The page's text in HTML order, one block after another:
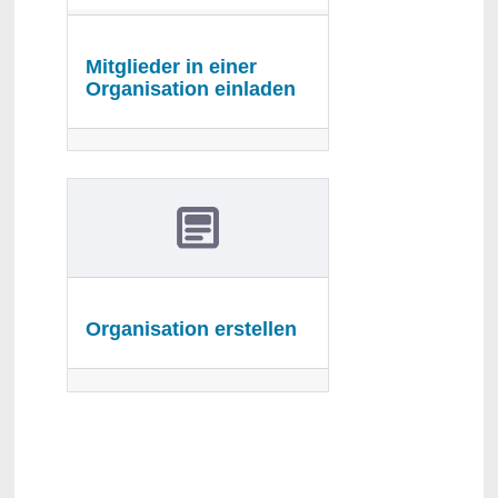
Mitglieder in einer
Organisation einladen
Organisation erstellen